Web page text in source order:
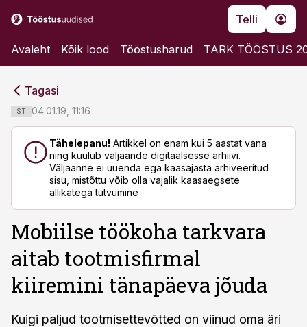
Telli
Avaleht Kõik lood Tööstusharud TARK TÖÖSTUS
Tagasi
ST 04.01.19, 11:16
Tähelepanu! Artikkel on enam kui 5 aastat vana
ning kuulub väljaande digitaalsesse arhiivi.
Väljaanne ei uuenda ega kaasajasta arhiveeritud
sisu, mistõttu võib olla vajalik kaasaegsete
allikatega tutvumine
Mobiilse töökoha tarkvara
aitab tootmisfirmal
kiiremini tänapäeva jõuda
Kuigi paljud tootmisettevõtted on viinud oma äri